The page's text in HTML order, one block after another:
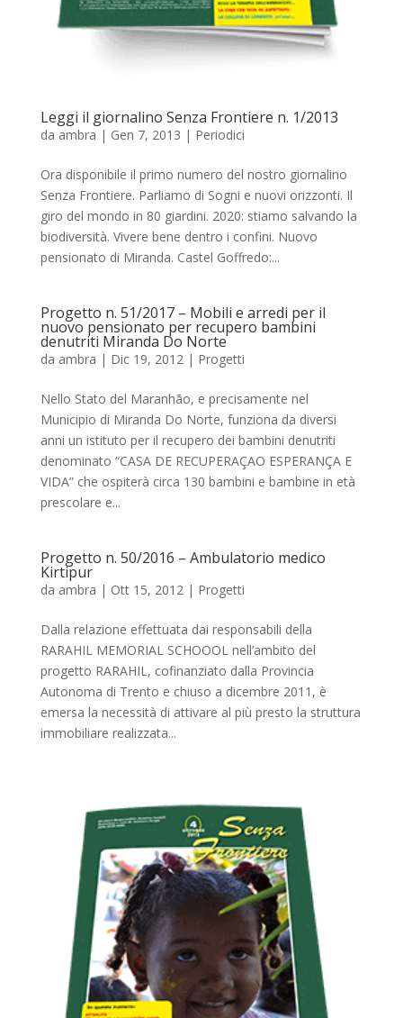
Leggi il giornalino Senza Frontiere n. 1/2013
da ambra | Gen 7, 2013 | Periodici
Ora disponibile il primo numero del nostro giornalino
Senza Frontiere. Parliamo di Sogni e nuovi orizzonti. Il
giro del mondo in 80 giardini. 2020: stiamo salvando la
biodiversità. Vivere bene dentro i confini. Nuovo
pensionato di Miranda. Castel Goffredo:...
Progetto n. 51/2017 – Mobili e arredi per il
nuovo pensionato per recupero bambini
denutriti Miranda Do Norte
da ambra | Dic 19, 2012 | Progetti
Nello Stato del Maranhão, e precisamente nel
Municipio di Miranda Do Norte, funziona da diversi
anni un istituto per il recupero dei bambini denutriti
denominato “CASA DE RECUPERAÇAO ESPERANÇA E
VIDA” che ospiterà circa 130 bambini e bambine in età
prescolare e...
Progetto n. 50/2016 – Ambulatorio medico
Kirtipur
da ambra | Ott 15, 2012 | Progetti
Dalla relazione effettuata dai responsabili della
RARAHIL MEMORIAL SCHOOOL nell’ambito del
progetto RARAHIL, cofinanziato dalla Provincia
Autonoma di Trento e chiuso a dicembre 2011, è
emersa la necessità di attivare al più presto la struttura
immobiliare realizzata...